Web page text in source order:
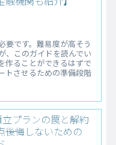
要です。難易度が高そう
、このガイドを読んでい
作ることができるはずで
トさせるための準備段階
立プランの罠と解約
後悔しないための